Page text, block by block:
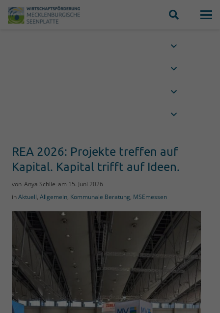
REA 2026: Projekte treffen auf
Kapital. Kapital trifft auf Ideen.
von Anya Schlie am 15. Juni 2026
inAktuell, Allgemein, Kommunale Beratung, MSEmessen